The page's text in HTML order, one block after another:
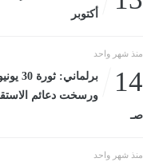
أكتوبر
منذ شهر واحد
14
صـ
منذ شهر واحد